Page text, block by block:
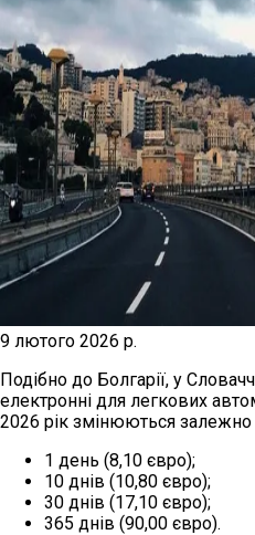
9 лютого 2026 р.
Подібно до Болгарії, у
електронні для легкових
2026 рік змінюються залежно
1 день (8,10 євро);
10 днів (10,80 євро);
30 днів (17,10 євро);
365 днів (90,00 євро).